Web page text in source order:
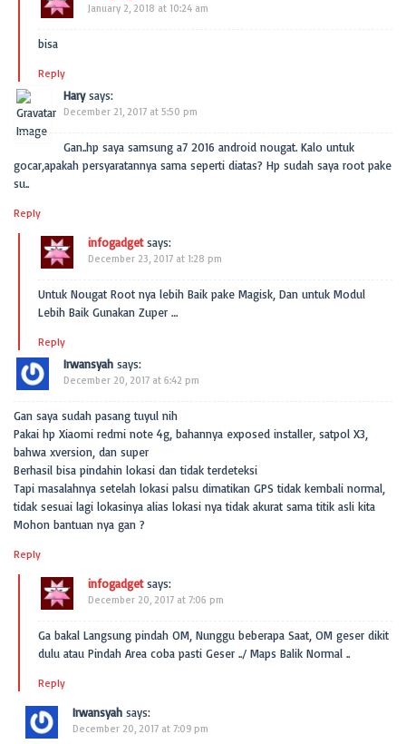
January 2, 2018 at 10:24 am
bisa
Reply
Hary says:
December 21, 2017 at 5:50 pm
Gan..hp saya samsung a7 2016 android nougat. Kalo untuk
gocar,apakah persyaratannya sama seperti diatas? Hp sudah saya root pake
su..
Reply
infogadget says:
December 23, 2017 at 1:28 pm
Untuk Nougat Root nya lebih Baik pake Magisk, Dan untuk Modul
Lebih Baik Gunakan Zuper …
Reply
Irwansyah says:
December 20, 2017 at 6:42 pm
Gan saya sudah pasang tuyul nih
Pakai hp Xiaomi redmi note 4g, bahannya exposed installer, satpol X3,
bahwa xversion, dan super
Berhasil bisa pindahin lokasi dan tidak terdeteksi
Tapi masalahnya setelah lokasi palsu dimatikan GPS tidak kembali normal,
tidak sesuai lagi lokasinya alias lokasi nya tidak akurat sama titik asli kita
Mohon bantuan nya gan ?
Reply
infogadget says:
December 20, 2017 at 7:06 pm
Ga bakal Langsung pindah OM, Nunggu beberapa Saat, OM geser dikit
dulu atau Pindah Area coba pasti Geser ../ Maps Balik Normal ..
Reply
Irwansyah says:
December 20, 2017 at 7:09 pm